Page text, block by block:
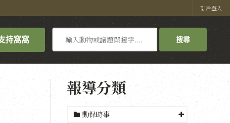
訂戶登入
持窩窩
尋
搜尋
報導分類
動保時事